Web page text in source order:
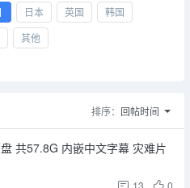
日本 英国
韩国
其他
排序： 回帖时间
共57.8G 内嵌中文字幕 灾难片
13 0